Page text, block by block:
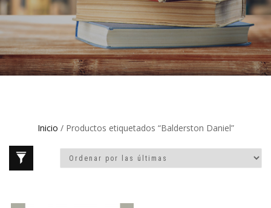
Inicio / Productos etiquetados “Balderston Daniel”